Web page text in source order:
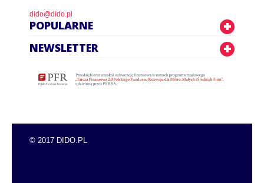
dido@dido.pl
POPULARNE
NEWSLETTER
© 2017 DIDO.PL